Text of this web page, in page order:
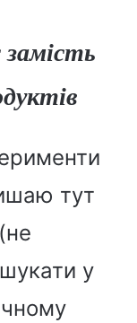
тут
у